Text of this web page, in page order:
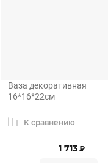
Ваза декоративная
16*16*22см
1 713 ₽
К сравнению